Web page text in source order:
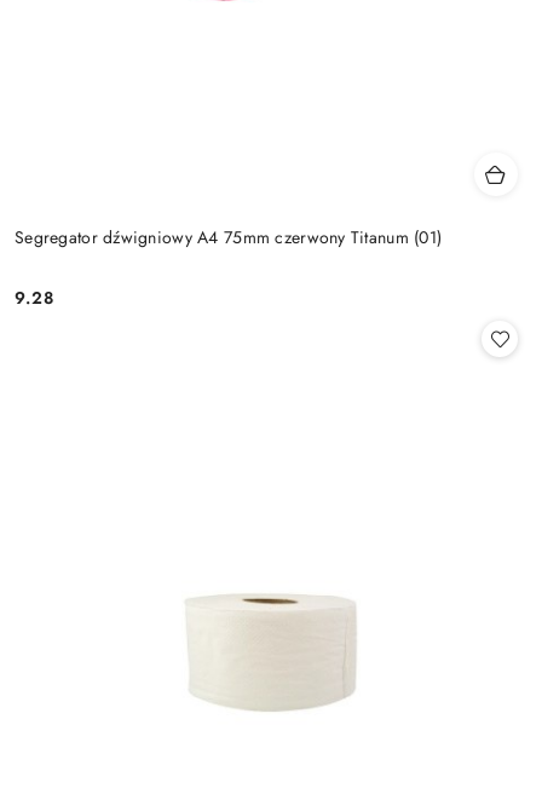
Segregator dźwigniowy A4 75mm czerwony Titanum (01)
Cena:
9.28